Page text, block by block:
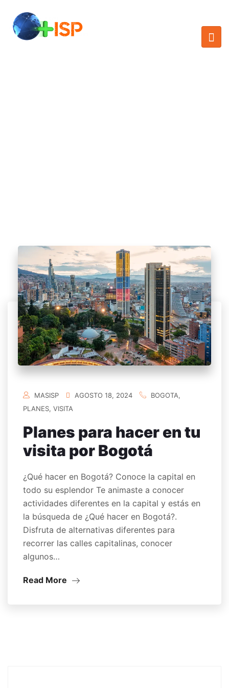
MASISP AGOSTO 18, 2024 BOGOTA,
PLANES, VISITA
Planes para hacer en tu
visita por Bogotá
¿Qué hacer en Bogotá? Conoce la capital en
todo su esplendor Te animaste a conocer
actividades diferentes en la capital y estás en
la búsqueda de ¿Qué hacer en Bogotá?.
Disfruta de alternativas diferentes para
recorrer las calles capitalinas, conocer
algunos…
Read More